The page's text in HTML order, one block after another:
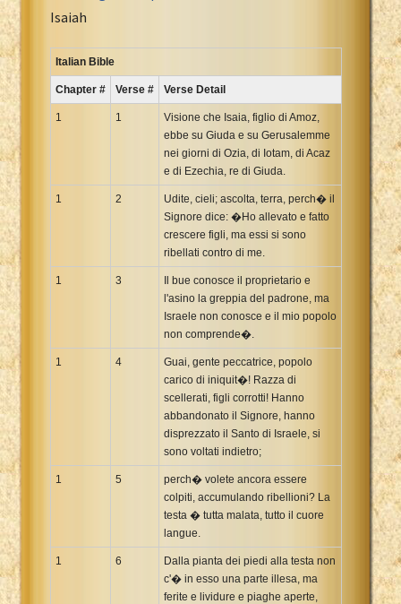
Russian Synodal 1876 Bible
Russian Synodal Bible Win-1251
Spanish RV 1909 Bible
Swahili New Testament
Tagalog John and James
Ukrainian Bible
Vietnamese 1934 Bible
Isaiah
Italian Bible
Chapter # Verse # Verse Detail
1 1
Visione che Isaia, figlio di Amoz,
ebbe su Giuda e su Gerusalemme
nei giorni di Ozia, di Iotam, di Acaz
e di Ezechia, re di Giuda.
1 2
Udite, cieli; ascolta, terra, perch� il
Signore dice: �Ho allevato e fatto
crescere figli, ma essi si sono
ribellati contro di me.
1 3
Il bue conosce il proprietario e
l'asino la greppia del padrone, ma
Israele non conosce e il mio popolo
non comprende�.
1 4
Guai, gente peccatrice, popolo
carico di iniquit�! Razza di
scellerati, figli corrotti! Hanno
abbandonato il Signore, hanno
disprezzato il Santo di Israele, si
sono voltati indietro;
1 5
perch� volete ancora essere
colpiti, accumulando ribellioni? La
testa � tutta malata, tutto il cuore
langue.
1 6
Dalla pianta dei piedi alla testa non
c'� in esso una parte illesa, ma
ferite e lividure e piaghe aperte,